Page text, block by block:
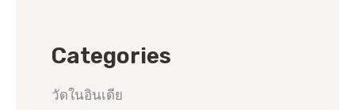
Categories
วัดในอินเดีย